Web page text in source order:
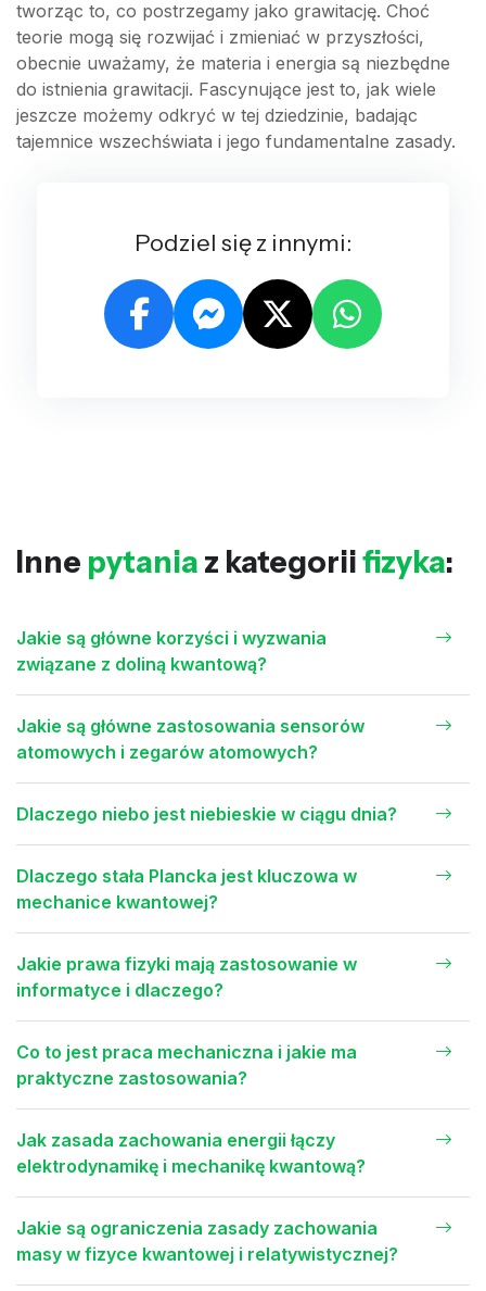
tworząc to, co postrzegamy jako grawitację. Choć
teorie mogą się rozwijać i zmieniać w przyszłości,
obecnie uważamy, że materia i energia są niezbędne
do istnienia grawitacji. Fascynujące jest to, jak wiele
jeszcze możemy odkryć w tej dziedzinie, badając
tajemnice wszechświata i jego fundamentalne zasady.
Podziel się z innymi:
Inne pytania z kategoriifizyka:
Jakie są główne korzyści i wyzwania
związane z doliną kwantową?
Jakie są główne zastosowania sensorów
atomowych i zegarów atomowych?
Dlaczego niebo jest niebieskie w ciągu dnia?
Dlaczego stała Plancka jest kluczowa w
mechanice kwantowej?
Jakie prawa fizyki mają zastosowanie w
informatyce i dlaczego?
Co to jest praca mechaniczna i jakie ma
praktyczne zastosowania?
Jak zasada zachowania energii łączy
elektrodynamikę i mechanikę kwantową?
Jakie są ograniczenia zasady zachowania
masy w fizyce kwantowej i relatywistycznej?